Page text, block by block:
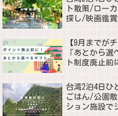
ト散策/ロー
探し/映画鑑
【9月までが
「あとから
ト制度廃止前
台湾2泊4日ひ
ごはん/公園
ション施設で